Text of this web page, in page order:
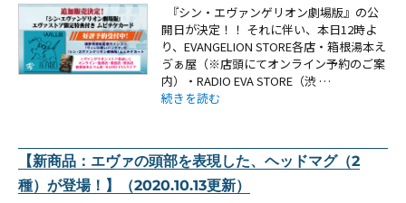
『シン・エヴァンゲリオン劇場版』の公
開日が決定！！ それに伴い、本日12時よ
り、EVANGELION STORE各店・箱根湯本え
ゔぁ屋（※店頭にてオンライン予約のご案
内）・RADIO EVA STORE（渋 …
“【お知らせ・追加販売：エヴァストア限定
続きを読む
【新商品：エヴァの頭部を表現した、ヘッドマグ（2
種）が登場！】（2020.10.13更新）